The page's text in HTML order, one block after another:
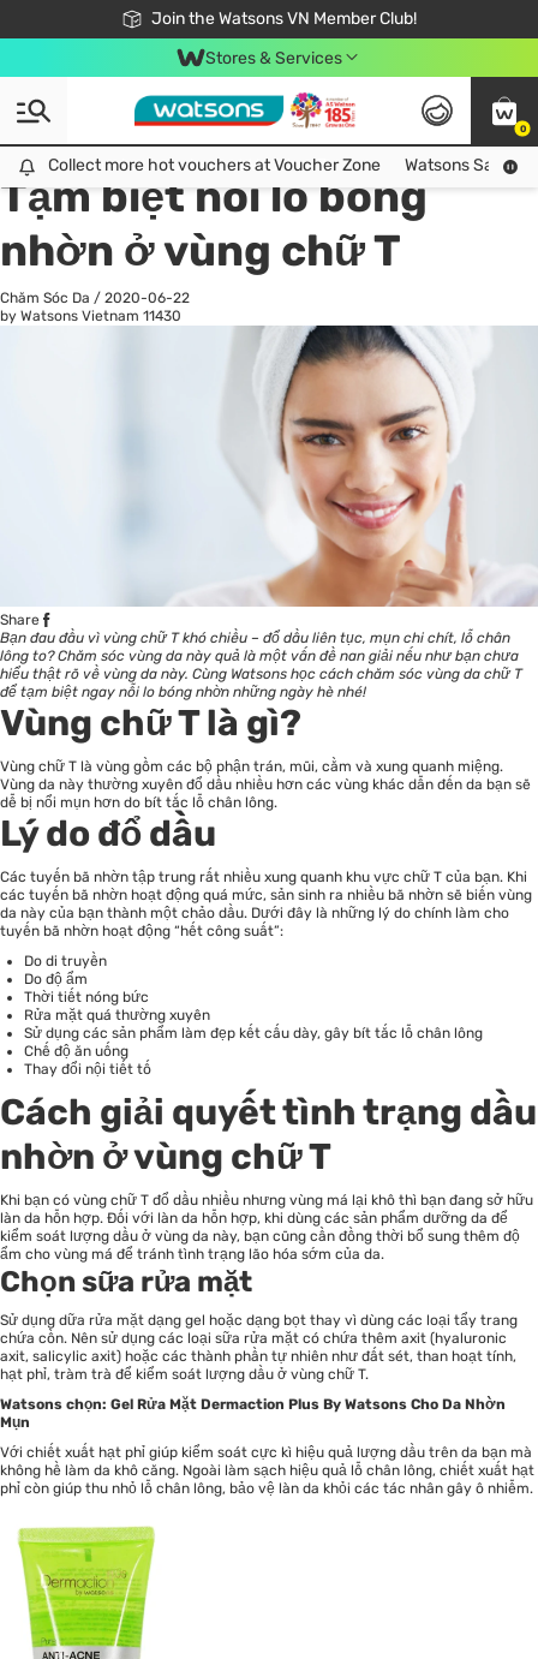
Join the Watsons VN Member Club!
Free Shipping For Order From 249,000Đ
24h Fast delivery in Hồ Chí Minh City
Stores & Services
0
Collect more hot vouchers at Voucher Zone
Collect more hot vouchers at Voucher Zone Watsons Safety
All
Chăm Sóc Cá Nhân
Tạm biệt nỗi lo bóng
nhờn ở vùng chữ T
Chăm Sóc Da / 2020-06-22
by Watsons Vietnam 11430
Share
Bạn đau đầu vì vùng chữ T khó chiều – đổ dầu liên tục, mụn chi chít, lỗ chân
lông to? Chăm sóc vùng da này quả là một vấn đề nan giải nếu như bạn chưa
hiểu thật rõ về vùng da này. Cùng Watsons học cách chăm sóc vùng da chữ T
để tạm biệt ngay nỗi lo bóng nhờn những ngày hè nhé!
Vùng chữ T là gì?
Vùng chữ T là vùng gồm các bộ phận trán, mũi, cằm và xung quanh miệng.
Vùng da này thường xuyên đổ dầu nhiều hơn các vùng khác dẫn đến da bạn sẽ
dễ bị nổi mụn hơn do bít tắc lỗ chân lông.
Lý do đổ dầu
Các tuyến bã nhờn tập trung rất nhiều xung quanh khu vực chữ T của bạn. Khi
các tuyến bã nhờn hoạt động quá mức, sản sinh ra nhiều bã nhờn sẽ biến vùng
da này của bạn thành một chảo dầu. Dưới đây là những lý do chính làm cho
tuyến bã nhờn hoạt động “hết công suất”:
Do di truyền
Do độ ẩm
Thời tiết nóng bức
Rửa mặt quá thường xuyên
Sử dụng các sản phẩm làm đẹp kết cấu dày, gây bít tắc lỗ chân lông
Chế độ ăn uống
Thay đổi nội tiết tố
Cách giải quyết tình trạng dầu
nhờn ở vùng chữ T
Khi bạn có vùng chữ T đổ dầu nhiều nhưng vùng má lại khô thì bạn đang sở hữu
làn da hỗn hợp. Đối với làn da hỗn hợp, khi dùng các sản phẩm dưỡng da để
kiểm soát lượng dầu ở vùng da này, bạn cũng cần đồng thời bổ sung thêm độ
ẩm cho vùng má để tránh tình trạng lão hóa sớm của da.
Chọn sữa rửa mặt
Sử dụng dữa rửa mặt dạng gel hoặc dạng bọt thay vì dùng các loại tẩy trang
chứa cồn. Nên sử dụng các loại sữa rửa mặt có chứa thêm axit (hyaluronic
axit, salicylic axit) hoặc các thành phần tự nhiên như đất sét, than hoạt tính,
hạt phỉ, tràm trà để kiểm soát lượng dầu ở vùng chữ T.
Watsons chọn: Gel Rửa Mặt Dermaction Plus By Watsons Cho Da Nhờn
Mụn
Với chiết xuất hạt phỉ giúp kiểm soát cực kì hiệu quả lượng dầu trên da bạn mà
không hề làm da khô căng. Ngoài làm sạch hiệu quả lỗ chân lông, chiết xuất hạt
phỉ còn giúp thu nhỏ lỗ chân lông, bảo vệ làn da khỏi các tác nhân gây ô nhiễm.